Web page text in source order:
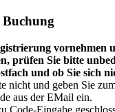
vor­nehmen
prüfen Sie bitte
und ob Sie sich
nicht und geben Sie
aus der EMail ein.
Code-Eingabe